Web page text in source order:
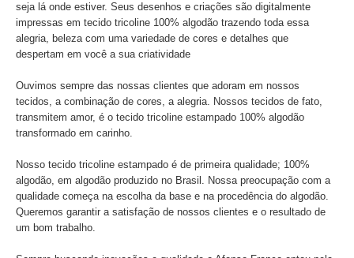
seja lá onde estiver. Seus desenhos e criações são digitalmente
impressas em tecido tricoline 100% algodão trazendo toda essa
alegria, beleza com uma variedade de cores e detalhes que
despertam em você a sua criatividade
Ouvimos sempre das nossas clientes que adoram em nossos
tecidos, a combinação de cores, a alegria. Nossos tecidos de fato,
transmitem amor, é o tecido tricoline estampado 100% algodão
transformado em carinho.
Nosso tecido tricoline estampado é de primeira qualidade; 100%
algodão, em algodão produzido no Brasil. Nossa preocupação com a
qualidade começa na escolha da base e na procedência do algodão.
Queremos garantir a satisfação de nossos clientes e o resultado de
um bom trabalho.